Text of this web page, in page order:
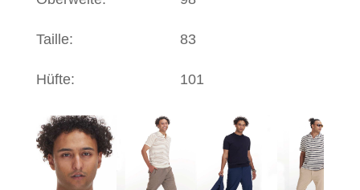
Taille: 83
Hüfte: 101